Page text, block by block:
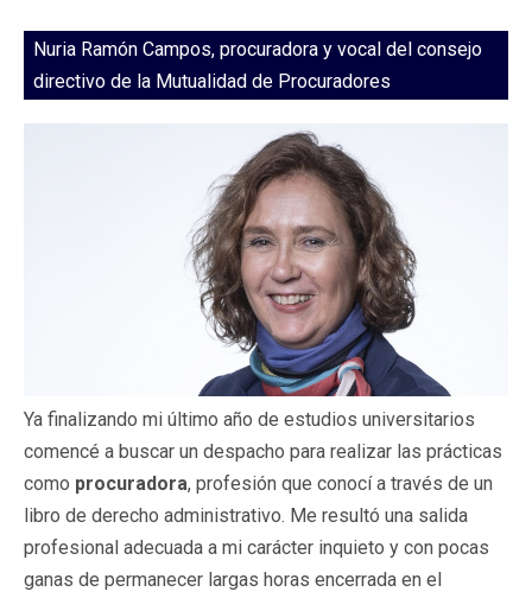
Nuria Ramón Campos, procuradora y vocal del consejo
directivo de la Mutualidad de Procuradores
Ya finalizando mi último año de estudios universitarios
comencé a buscar un despacho para realizar las prácticas
como procuradora, profesión que conocí a través de un
libro de derecho administrativo. Me resultó una salida
profesional adecuada a mi carácter inquieto y con pocas
ganas de permanecer largas horas encerrada en el